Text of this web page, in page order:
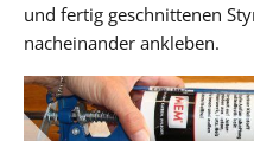
und fertig geschnittenen
nacheinander ankleben.